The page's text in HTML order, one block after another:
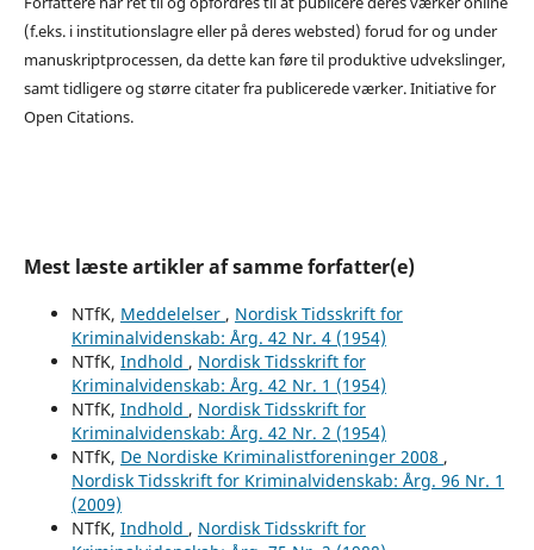
(f.eks. i institutionslagre eller på deres websted) forud for og under
manuskriptprocessen, da dette kan føre til produktive udvekslinger,
samt tidligere og større citater fra publicerede værker. Initiative for
Open Citations.
Mest læste artikler af samme forfatter(e)
NTfK, Meddelelser , Nordisk Tidsskrift for
Kriminalvidenskab: Årg. 42 Nr. 4 (1954)
NTfK, Indhold , Nordisk Tidsskrift for
Kriminalvidenskab: Årg. 42 Nr. 1 (1954)
NTfK, Indhold , Nordisk Tidsskrift for
Kriminalvidenskab: Årg. 42 Nr. 2 (1954)
NTfK, De Nordiske Kriminalistforeninger 2008 ,
Nordisk Tidsskrift for Kriminalvidenskab: Årg. 96 Nr. 1
(2009)
NTfK, Indhold , Nordisk Tidsskrift for